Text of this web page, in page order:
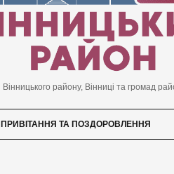
району, Вінниці та громад
ПРИВІТАННЯ ТА ПОЗДОРОВЛЕННЯ